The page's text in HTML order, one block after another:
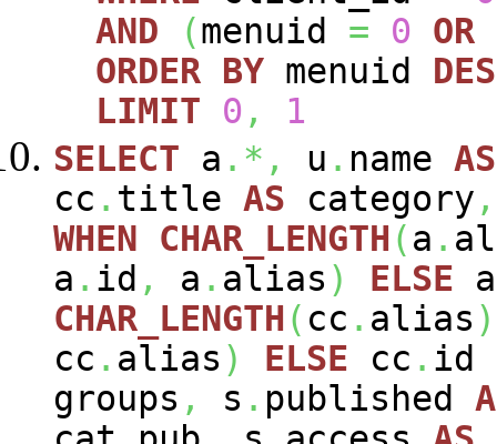
AND
(menuid = 0 OR
ORDER BY menuid
LIMIT
0 ,
1
SELECT a .*, u . name AS
cc . title AS category ,
WHEN
CHAR_LENGTH(a .
a . id , a . alias ) ELSE a
CHAR_LENGTH( cc . alias )
cc . alias ) ELSE cc . id
groups , s . published